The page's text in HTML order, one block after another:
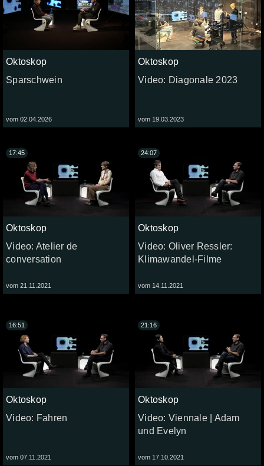
Oktoskop
Sparschwein
vom 02.04.2026
Oktoskop
Video: Diagonale 2023
vom 19.03.2023
Oktoskop
Video: Atelier de
conversation
vom 21.11.2021
17:45
Oktoskop
Video: Oliver Ressler:
Klimawandel-Filme
vom 14.11.2021
24:07
Oktoskop
Video: Fahren
vom 07.11.2021
16:51
Oktoskop
Video: Viennale | Adam
und Evelyn
vom 17.10.2021
21:16